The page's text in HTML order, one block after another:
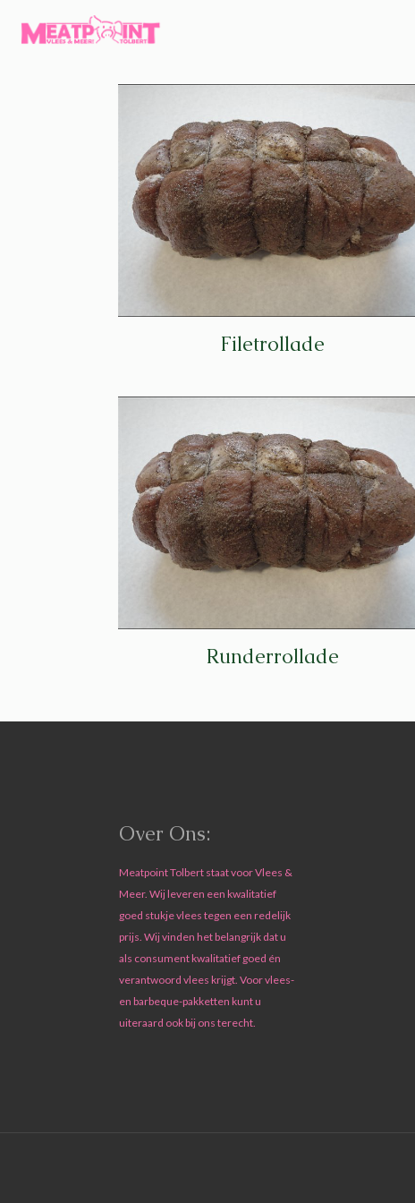
Filetrollade
Runderrollade
Over Ons:
Meatpoint Tolbert staat voor Vlees &
Meer. Wij leveren een kwalitatief
goed stukje vlees tegen een redelijk
prijs. Wij vinden het belangrijk dat u
als consument kwalitatief goed én
verantwoord vlees krijgt. Voor vlees-
en barbeque-pakketten kunt u
uiteraard ook bij ons terecht.